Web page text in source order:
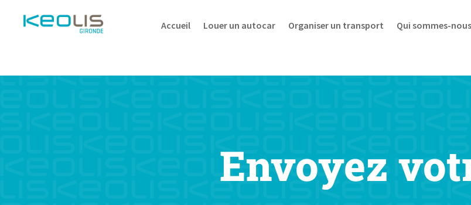
Accueil Louer un autocar Organiser un transport Qui sommes-
Envoyez